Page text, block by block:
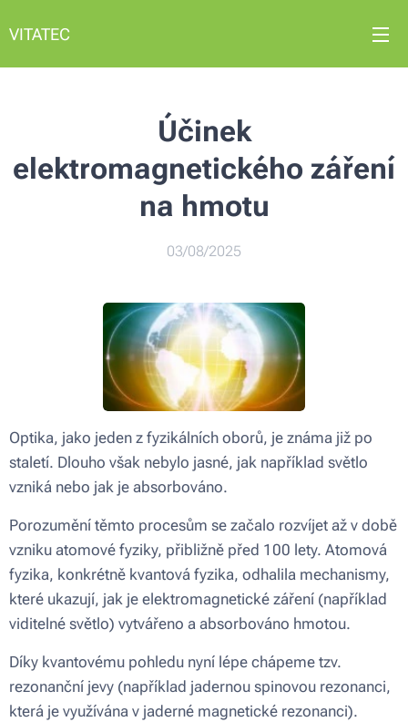
VITATEC
Účinek
elektromagnetického záření
na hmotu
03/08/2025
Optika, jako jeden z fyzikálních oborů, je známa již po
staletí. Dlouho však nebylo jasné, jak například světlo
vzniká nebo jak je absorbováno.
Porozumění těmto procesům se začalo rozvíjet až v době
vzniku atomové fyziky, přibližně před 100 lety. Atomová
fyzika, konkrétně kvantová fyzika, odhalila mechanismy,
které ukazují, jak je elektromagnetické záření (například
viditelné světlo) vytvářeno a absorbováno hmotou.
Díky kvantovému pohledu nyní lépe chápeme tzv.
rezonanční jevy (například jadernou spinovou rezonanci,
která je využívána v jaderné magnetické rezonanci).